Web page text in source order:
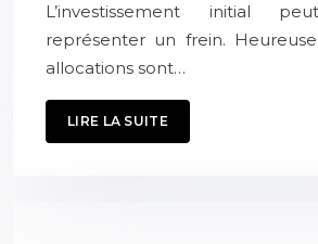
L’investissement initial
représenter un frein.
allocations sont…
LIRE LA SUITE